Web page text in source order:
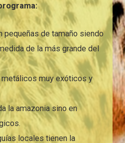
pequeñas de tamaño siendo
de la más grande del
muy exóticos y
la amazonia sino en
locales tienen la